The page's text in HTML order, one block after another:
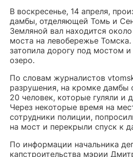
В воскресенье, 14 апреля,
дамбы, отделяющей Томь и
Земляной вал находится
моста на левобережье
затопила дорогу под мостом и
озеро.
По словам журналистов
разрушения, на кромке дамбы
20 человек, которые гуляли и
Через некоторые время на
сотрудники полиции,
на мост и перекрыли спуск к
По информации начальника
капстроительства мэрии